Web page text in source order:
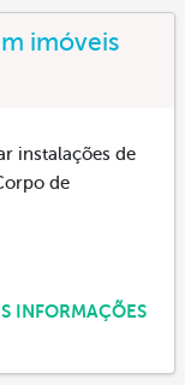
imóveis
instalações de
de
INFORMAÇÕES